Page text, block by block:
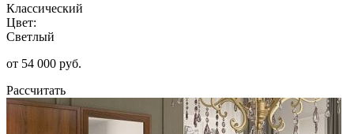
Классический
Цвет:
Светлый
от 54 000 руб.
Рассчитать